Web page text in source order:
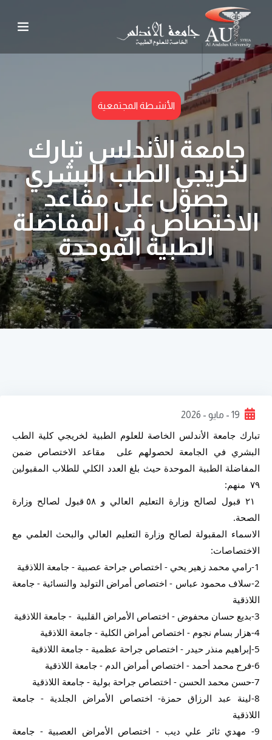
الأنشطة المجتمعية
جامعة الأندلس تبارك
لخريجي الطب البشري
حصول على مقاعد
الاختصاص في المفاضلة
الطبية الموحدة
19 - مايو - 2026
٧٩  منهم:
الصحة.
الاختصاصات:
1-رامي محمد زهير يحي - اختصاص جراحة عصبية - جامعة اللاذقية
اللاذقية
3-بديع حسان محفوض - اختصاص الأمراض القلبية  - جامعة اللاذقية
4-هزار بسام نجوم - اختصاص أمراض الكلية - جامعة اللاذقية
5-إبراهيم منذر حيدر - اختصاص جراحة عظمية - جامعة اللاذقية
6-فرح محمد أحمد - اختصاص أمراض الدم - جامعة اللاذقية
7-حسن محمد الحسن - اختصاص جراحة بولية - جامعة اللاذقية
اللاذقية